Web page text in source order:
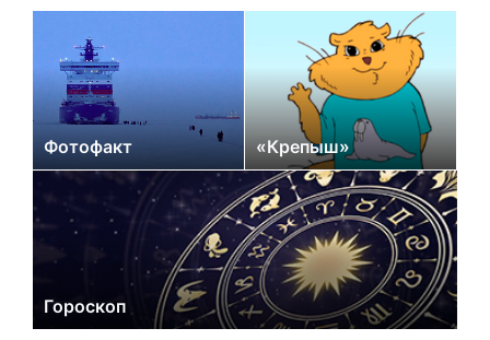
Фотофакт «Крепыш»
Гороскоп